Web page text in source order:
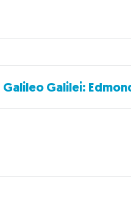
Galileo Galilei: